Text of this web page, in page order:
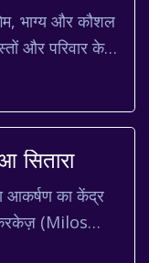
भाग्य और कौशल
और परिवार के
सितारा
आकर्षण का केंद्र
केरकेज़ (Milos
मै...